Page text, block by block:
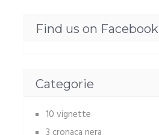
Find us on Facebook
Categorie
10 vignette